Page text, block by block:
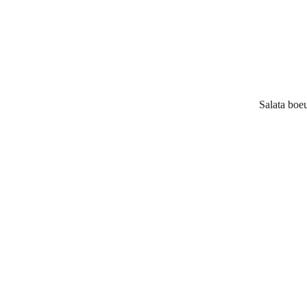
Salata